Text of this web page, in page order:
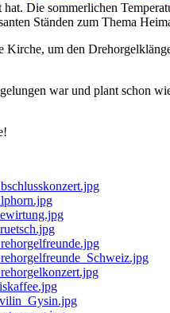
Die sommerlichen
Ständen zum Thema
um den
war und plant schon